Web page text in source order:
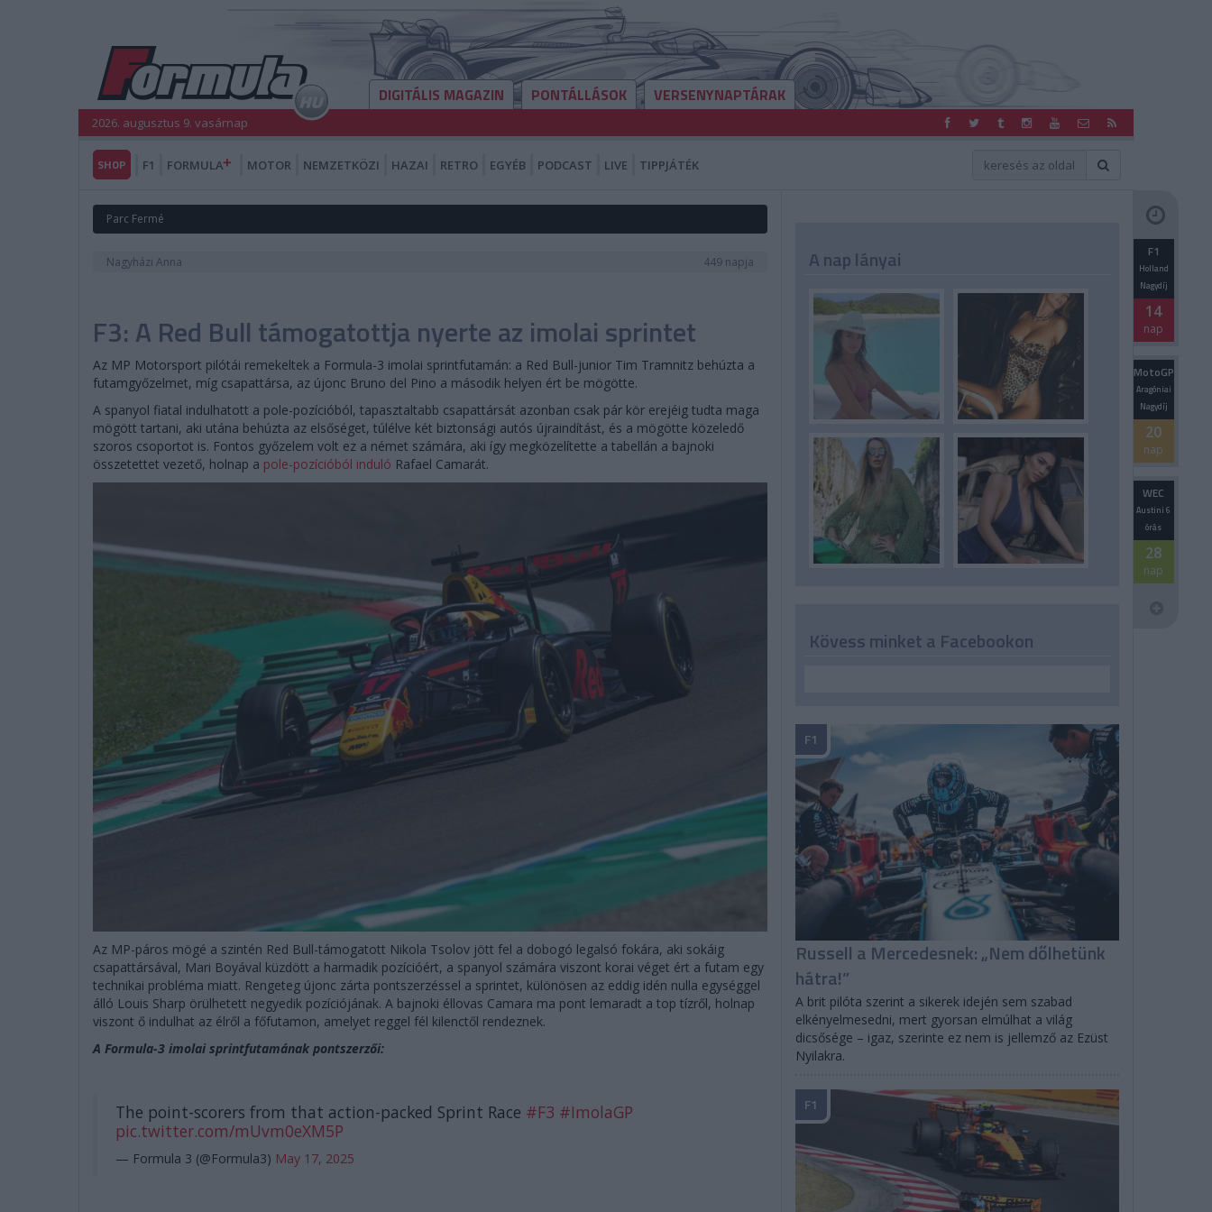
DIGITÁLIS MAGAZIN PONTÁLLÁSOK VERSENYNAPTÁRAK
2026. augusztus 9. vasárnap
SHOP F1 FORMULA MOTOR NEMZETKÖZI HAZAI RETRO EGYÉB PODCAST LIVE TIPPJÁTÉK
Parc Fermé
Nagyházi Anna 449 napja
F3: A Red Bull támogatottja nyerte az imolai sprintet
Az MP Motorsport pilótái remekeltek a Formula-3 imolai sprintfutamán: a Red Bull-junior Tim Tramnitz behúzta a
futamgyőzelmet, míg csapattársa, az újonc Bruno del Pino a második helyen ért be mögötte.
A spanyol fiatal indulhatott a pole-pozícióból, tapasztaltabb csapattársát azonban csak pár kör erejéig tudta maga
mögött tartani, aki utána behúzta az elsőséget, túlélve két biztonsági autós újraindítást, és a mögötte közeledő
szoros csoportot is. Fontos győzelem volt ez a német számára, aki így megközelítette a tabellán a bajnoki
összetettet vezető, holnap a pole-pozícióból induló Rafael Camarát.
Az MP-páros mögé a szintén Red Bull-támogatott Nikola Tsolov jött fel a dobogó legalsó fokára, aki sokáig
csapattársával, Mari Boyával küzdött a harmadik pozícióért, a spanyol számára viszont korai véget ért a futam egy
technikai probléma miatt. Rengeteg újonc zárta pontszerzéssel a sprintet, különösen az eddig idén nulla egységgel
álló Louis Sharp örülhetett negyedik pozíciójának. A bajnoki éllovas Camara ma pont lemaradt a top tízről, holnap
viszont ő indulhat az élről a főfutamon, amelyet reggel fél kilenctől rendeznek.
A Formula-3 imolai sprintfutamának pontszerzői:
The point-scorers from that action-packed Sprint Race #F3 #ImolaGP
pic.twitter.com/mUvm0eXM5P
— Formula 3 (@Formula3) May 17, 2025
A nap lányai
Kövess minket a Facebookon
F1
Holland
Nagydíj
14
nap
MotoGP
Aragóniai
Nagydíj
20
nap
WEC
Austini 6
órás
28
nap
Russell a Mercedesnek: „Nem dőlhetünk
hátra!”
A brit pilóta szerint a sikerek idején sem szabad
elkényelmesedni, mert gyorsan elmúlhat a világ
dicsősége – igaz, szerinte ez nem is jellemző az Ezüst
Nyilakra.
F1
F1